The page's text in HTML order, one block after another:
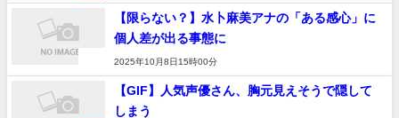
【限らない？】水卜麻美アナの「ある感心」に
個人差が出る事態に
2025年10月8日15時00分
【GIF】人気声優さん、胸元見えそうで隠して
しまう